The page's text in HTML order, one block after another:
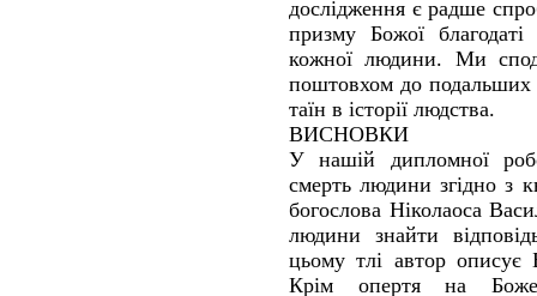
дослідження є радше
призму Божої
кожної людини. Ми
поштовхом до подальших
таїн в історії людства.
ВИСНОВКИ
У нашій дипломної
смерть людини згідно з
богослова Ніколаоса
людини знайти
цьому тлі автор описує
Крім опертя на